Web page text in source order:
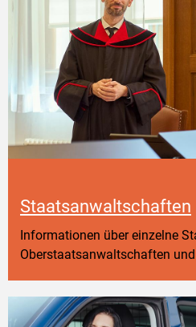
Staatsanwaltschaften
Informationen über einzelne
Oberstaatsanwaltschaften